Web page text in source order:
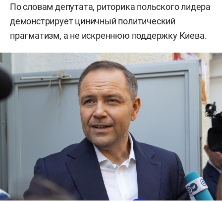
По словам депутата, риторика польского лидера
демонстрирует циничный политический
прагматизм, а не искреннюю поддержку Киева.